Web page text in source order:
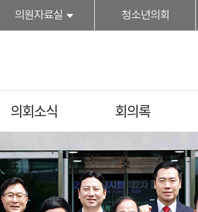
의원자료실 청소년의회
의회소식 회의록